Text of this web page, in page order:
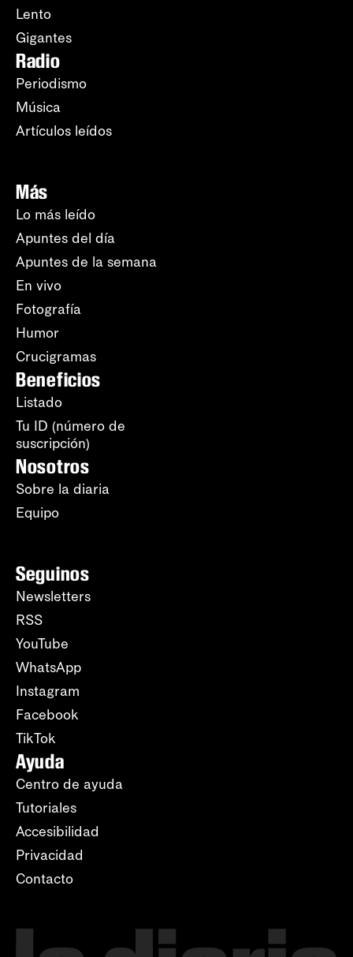
Lento
Gigantes
Radio
Periodismo
Música
Artículos leídos
Más
Lo más leído
Apuntes del día
Apuntes de la semana
En vivo
Fotografía
Humor
Crucigramas
Beneficios
Listado
Tu ID (número de
suscripción)
Nosotros
Sobre la diaria
Equipo
Seguinos
Newsletters
RSS
YouTube
WhatsApp
Instagram
Facebook
TikTok
Ayuda
Centro de ayuda
Tutoriales
Accesibilidad
Privacidad
Contacto